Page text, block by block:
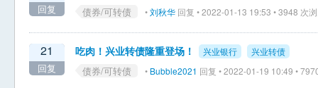
回复 债券/可转债 •刘秋华 回复 • 2022-01-13 19:53 • 3948 次
21
回复
吃肉！兴业转债隆重登场！ 兴业银行 兴业转债
债券/可转债 • Bubble2021 回复 • 2022-01-19 10:49 •